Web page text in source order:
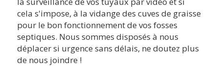
cela s'impose, à la vidange des cuves de graisse
pour le bon fonctionnement de vos fosses
septiques. Nous sommes disposés à nous
déplacer si urgence sans délais, ne doutez plus
de nous joindre !